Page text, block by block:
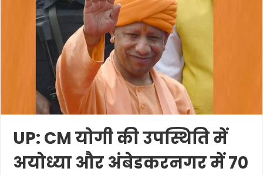
UP: CM योगी की उपस्थिति में
अयोध्या और अंबेडकरनगर में 70